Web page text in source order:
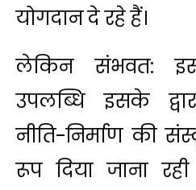
योगदान दे रहे हैं।
लेकिन संभवत:
उपलब्धि इसके
नीति-निर्माण की
रूप दिया जाना